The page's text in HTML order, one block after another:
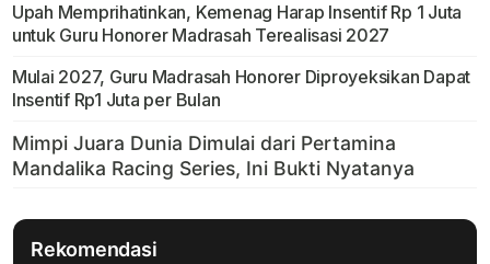
Upah Memprihatinkan, Kemenag Harap Insentif Rp 1 Juta
untuk Guru Honorer Madrasah Terealisasi 2027
Mulai 2027, Guru Madrasah Honorer Diproyeksikan Dapat
Insentif Rp1 Juta per Bulan
Rekomendasi